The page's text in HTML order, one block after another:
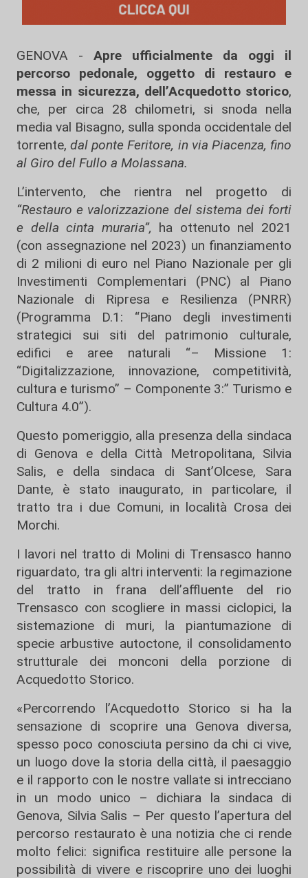
GENOVA - Apre ufficialmente da oggi il
percorso pedonale, oggetto di restauro e
messa in sicurezza, dell’Acquedotto storico,
che, per circa 28 chilometri, si snoda nella
media val Bisagno, sulla sponda occidentale del
torrente,dal ponte Feritore, in via Piacenza, fino
al Giro del Fullo a Molassana.
L’intervento, che rientra nel progetto di
“Restauro e valorizzazione del sistema dei forti
e della cinta muraria”, ha ottenuto nel 2021
(con assegnazione nel 2023) un finanziamento
di 2 milioni di euro nel Piano Nazionale per gli
Investimenti Complementari (PNC) al Piano
Nazionale di Ripresa e Resilienza (PNRR)
(Programma D.1: “Piano degli investimenti
strategici sui siti del patrimonio culturale,
edifici e aree naturali “– Missione 1:
“Digitalizzazione, innovazione, competitività,
cultura e turismo” – Componente 3:” Turismo e
Cultura 4.0”).
Questo pomeriggio, alla presenza della sindaca
di Genova e della Città Metropolitana, Silvia
Salis, e della sindaca di Sant’Olcese, Sara
Dante, è stato inaugurato, in particolare, il
tratto tra i due Comuni, in località Crosa dei
Morchi.
I lavori nel tratto di Molini di Trensasco hanno
riguardato, tra gli altri interventi: la regimazione
del tratto in frana dell’affluente del rio
Trensasco con scogliere in massi ciclopici, la
sistemazione di muri, la piantumazione di
specie arbustive autoctone, il consolidamento
strutturale dei monconi della porzione di
Acquedotto Storico.
«Percorrendo l’Acquedotto Storico si ha la
sensazione di scoprire una Genova diversa,
spesso poco conosciuta persino da chi ci vive,
un luogo dove la storia della città, il paesaggio
e il rapporto con le nostre vallate si intrecciano
in un modo unico – dichiara la sindaca di
Genova, Silvia Salis – Per questo l’apertura del
percorso restaurato è una notizia che ci rende
molto felici: significa restituire alle persone la
possibilità di vivere e riscoprire uno dei luoghi